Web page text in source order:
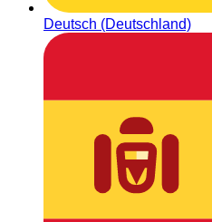
Deutsch (Deutschland)